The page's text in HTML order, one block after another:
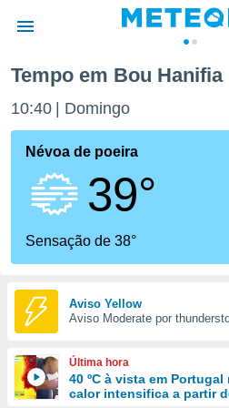
da
foi
fornecidas
a este
das
e
forma
digital
Tempo em Bou Hanifia
10:40 Domingo
Névoa de poeira
39°
Sensação de 38°
Aviso Yellow
Aviso Moderate por
Última hora
40 ºC à vista em
calor intensifica a partir